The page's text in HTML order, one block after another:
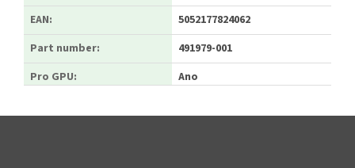
EAN:
5052177824062
Part number:
491979-001
Pro GPU: Ano